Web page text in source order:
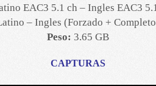
EAC3 5.1 ch – Ingles EAC3
– Ingles (Forzado +
Peso: 3.65 GB
CAPTURAS